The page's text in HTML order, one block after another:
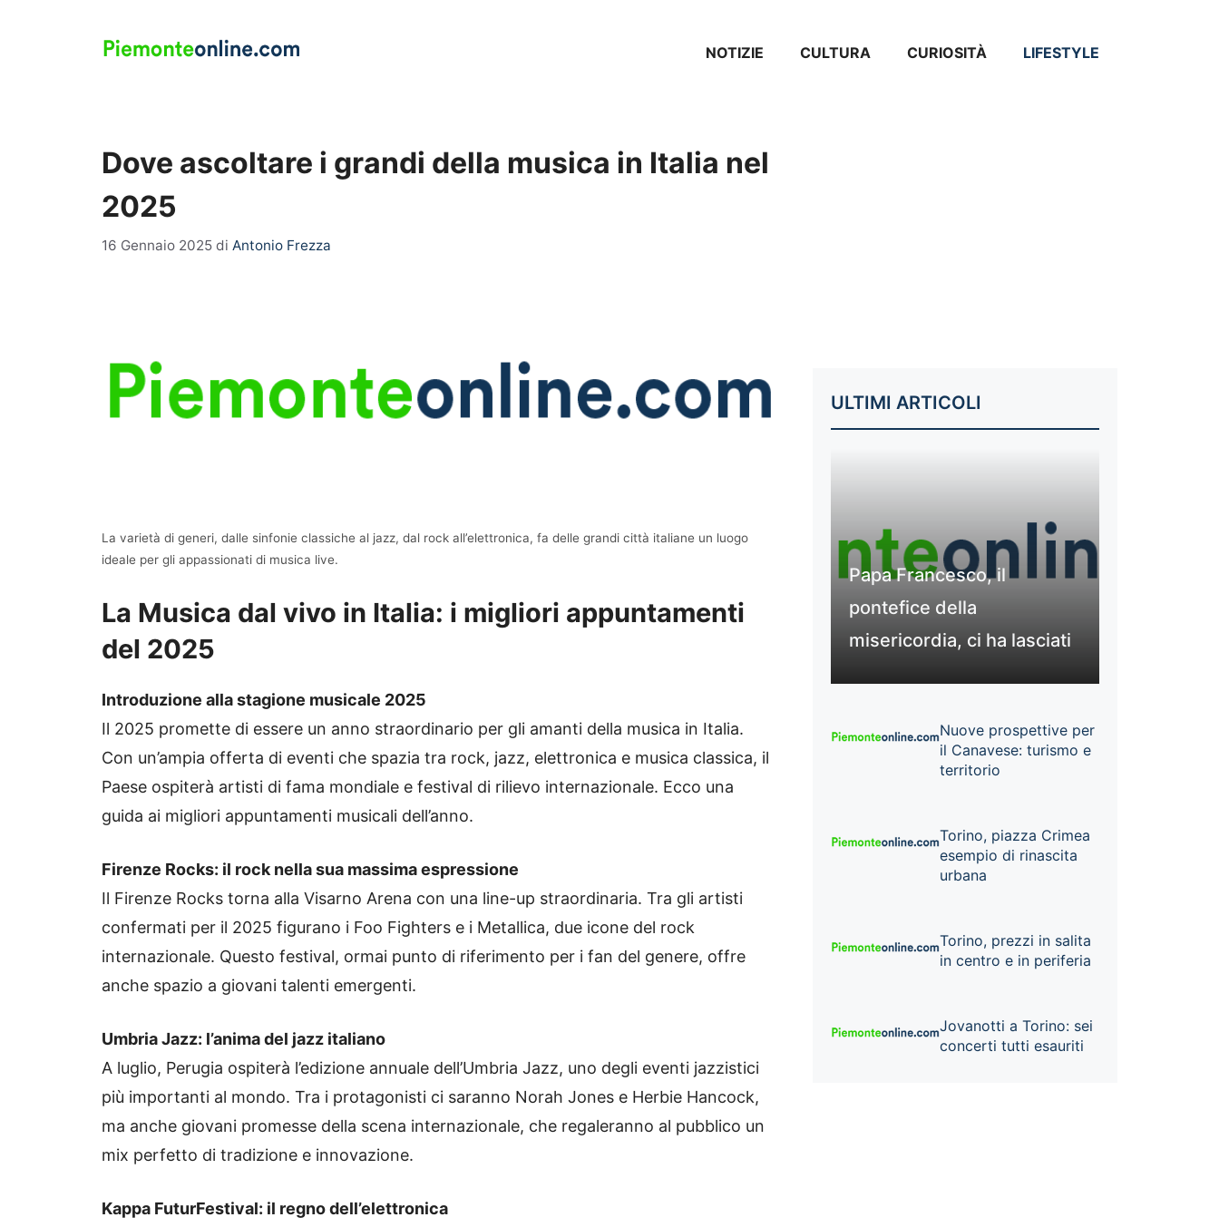
NOTIZIE CULTURA CURIOSITÀ LIFESTYLE
Dove ascoltare i grandi della musica in Italia nel
2025
16 Gennaio 2025 di Antonio Frezza
La varietà di generi, dalle sinfonie classiche al jazz, dal rock all’elettronica, fa delle grandi città italiane un luogo
ideale per gli appassionati di musica live.
La Musica dal vivo in Italia: i migliori appuntamenti
del 2025
Introduzione alla stagione musicale 2025
Il 2025 promette di essere un anno straordinario per gli amanti della musica in Italia.
Con un’ampia offerta di eventi che spazia tra rock, jazz, elettronica e musica classica, il
Paese ospiterà artisti di fama mondiale e festival di rilievo internazionale. Ecco una
guida ai migliori appuntamenti musicali dell’anno.
Firenze Rocks: il rock nella sua massima espressione
Il Firenze Rocks torna alla Visarno Arena con una line-up straordinaria. Tra gli artisti
confermati per il 2025 figurano i Foo Fighters e i Metallica, due icone del rock
internazionale. Questo festival, ormai punto di riferimento per i fan del genere, offre
anche spazio a giovani talenti emergenti.
Umbria Jazz: l’anima del jazz italiano
A luglio, Perugia ospiterà l’edizione annuale dell’Umbria Jazz, uno degli eventi jazzistici
più importanti al mondo. Tra i protagonisti ci saranno Norah Jones e Herbie Hancock,
ma anche giovani promesse della scena internazionale, che regaleranno al pubblico un
mix perfetto di tradizione e innovazione.
Kappa FuturFestival: il regno dell’elettronica
ULTIMI ARTICOLI
Papa Francesco, il
pontefice della
misericordia, ci ha lasciati
Nuove prospettive per
il Canavese: turismo e
territorio
Torino, piazza Crimea
esempio di rinascita
urbana
Torino, prezzi in salita
in centro e in periferia
Jovanotti a Torino: sei
concerti tutti esauriti